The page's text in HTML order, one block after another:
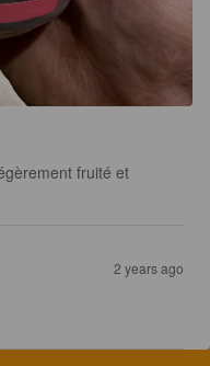
fruité et
2 years ago